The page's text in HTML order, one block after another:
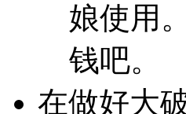
娘使用
钱吧。
在做好大